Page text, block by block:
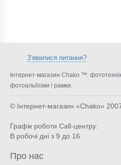
З'явилися питання?
Інтернет-магазин Chako ™:
фотоальбоми і рамки.
© Інтернет-магазин «Chako»
Графік роботи Call-центру:
В робочі дні з 9 до 16
Про нас